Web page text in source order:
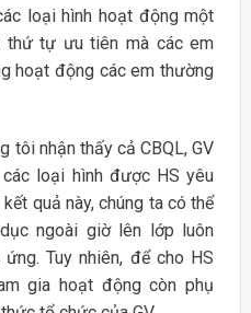
loại hình hoạt động một
thứ tự ưu tiên mà các em
hoạt động các em thường
tôi nhận thấy cả CBQL, GV
loại hình được HS yêu
quả này, chúng ta có thể
ngoài giờ lên lớp luôn
Tuy nhiên, để cho HS
gia hoạt động còn phụ